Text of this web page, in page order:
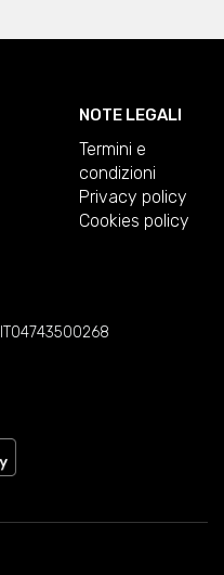
NOTE LEGALI
Termini e
condizioni
Privacy policy
Cookies policy